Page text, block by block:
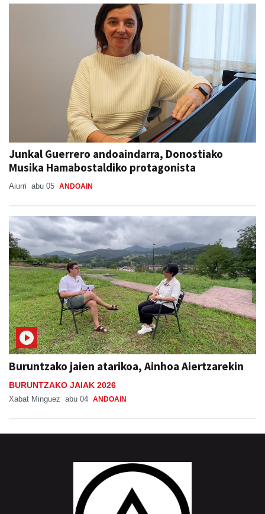
Junkal Guerrero andoaindarra, Donostiako
Musika Hamabostaldiko protagonista
Aiurri abu 05 ANDOAIN
Buruntzako jaien atarikoa, Ainhoa Aiertzarekin
BURUNTZAKO JAIAK 2026
Xabat Minguez abu 04 ANDOAIN